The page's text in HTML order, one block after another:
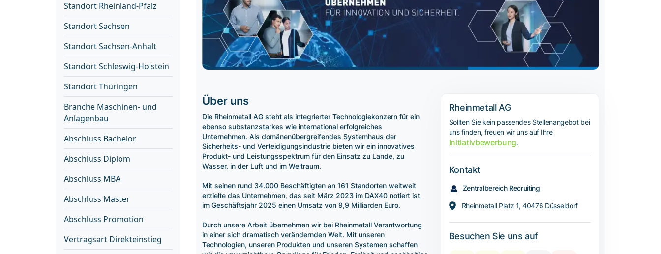
Standort Rheinland-Pfalz
Standort Sachsen
Standort Sachsen-Anhalt
Standort Schleswig-Holstein
Standort Thüringen
Branche Maschinen- und
Anlagenbau
Abschluss Bachelor
Abschluss Diplom
Abschluss MBA
Abschluss Master
Abschluss Promotion
Vertragsart Direkteinstieg
Über uns
Die Rheinmetall AG steht als integrierter Technologiekonzern für ein
ebenso substanzstarkes wie international erfolgreiches
Unternehmen. Als domänenübergreifendes Systemhaus der
Sicherheits- und Verteidigungsindustrie bieten wir ein innovatives
Produkt- und Leistungsspektrum für den Einsatz zu Lande, zu
Wasser, in der Luft und im Weltraum.
Mit seinen rund 34.000 Beschäftigten an 161 Standorten weltweit
erzielte das Unternehmen, das seit März 2023 im DAX40 notiert ist,
im Geschäftsjahr 2025 einen Umsatz von 9,9 Milliarden Euro.
Durch unsere Arbeit übernehmen wir bei Rheinmetall Verantwortung
in einer sich dramatisch verändernden Welt. Mit unseren
Technologien, unseren Produkten und unseren Systemen schaffen
Rheinmetall AG
Sollten Sie kein passendes Stellenangebot bei
uns finden, freuen wir uns auf Ihre
Initiativbewerbung.
Kontakt
Zentralbereich Recruiting
Rheinmetall Platz 1, 40476 Düsseldorf
Besuchen Sie uns auf